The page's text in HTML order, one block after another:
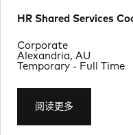
HR Shared Services
阅读更多
地点
Alexandria, AU
Department
Corporate
Job Type
Temporary - Full Time